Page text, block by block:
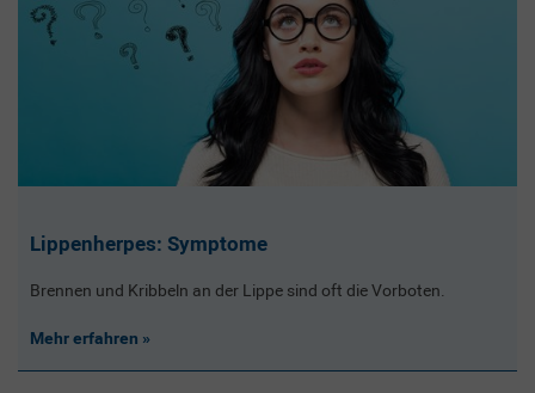
Lippenherpes: Symptome
Brennen und Kribbeln an der Lippe sind oft die Vorboten.
Mehr erfahren